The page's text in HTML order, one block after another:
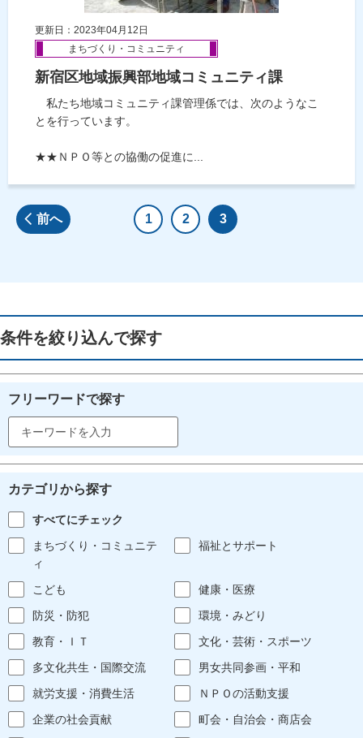
更新日：2023年04月12日
まちづくり・コミュニティ
新宿区地域振興部地域コミュニティ課
私たち地域コミュニティ課管理係では、次のようなこ
とを行っています。
★★ＮＰＯ等との協働の促進に...
前へ 1 2 3
条件を絞り込んで探す
フリーワードで探す
カテゴリから探す
すべてにチェック
まちづくり・コミュニテ
ィ
福祉とサポート
こども
健康・医療
防災・防犯
環境・みどり
教育・ＩＴ
文化・芸術・スポーツ
多文化共生・国際交流
男女共同参画・平和
就労支援・消費生活
ＮＰＯの活動支援
企業の社会貢献
町会・自治会・商店会